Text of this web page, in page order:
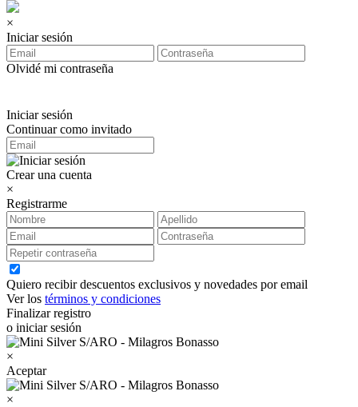
×
Iniciar sesión
Olvidé mi contraseña
Iniciar sesión
Continuar como invitado
Crear una cuenta
×
Registrarme
Quiero recibir descuentos exclusivos y novedades por email
Ver los términos y condiciones
Finalizar registro
o iniciar sesión
×
Aceptar
×